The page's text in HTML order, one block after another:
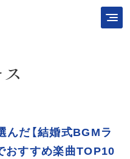
だ【結婚式BGMラ
おすすめ楽曲TOP10